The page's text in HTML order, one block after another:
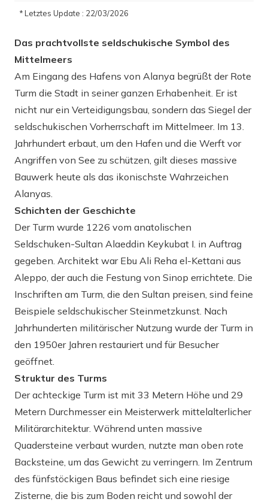
* Letztes Update : 22/03/2026
Das prachtvollste seldschukische Symbol des
Mittelmeers
Am Eingang des Hafens von Alanya begrüßt der Rote
Turm die Stadt in seiner ganzen Erhabenheit. Er ist
nicht nur ein Verteidigungsbau, sondern das Siegel der
seldschukischen Vorherrschaft im Mittelmeer. Im 13.
Jahrhundert erbaut, um den Hafen und die Werft vor
Angriffen von See zu schützen, gilt dieses massive
Bauwerk heute als das ikonischste Wahrzeichen
Alanyas.
Schichten der Geschichte
Der Turm wurde 1226 vom anatolischen
Seldschuken-Sultan Alaeddin Keykubat I. in Auftrag
gegeben. Architekt war Ebu Ali Reha el-Kettani aus
Aleppo, der auch die Festung von Sinop errichtete. Die
Inschriften am Turm, die den Sultan preisen, sind feine
Beispiele seldschukischer Steinmetzkunst. Nach
Jahrhunderten militärischer Nutzung wurde der Turm in
den 1950er Jahren restauriert und für Besucher
geöffnet.
Struktur des Turms
Der achteckige Turm ist mit 33 Metern Höhe und 29
Metern Durchmesser ein Meisterwerk mittelalterlicher
Militärarchitektur. Während unten massive
Quadersteine verbaut wurden, nutzte man oben rote
Backsteine, um das Gewicht zu verringern. Im Zentrum
des fünfstöckigen Baus befindet sich eine riesige
Zisterne, die bis zum Boden reicht und sowohl der